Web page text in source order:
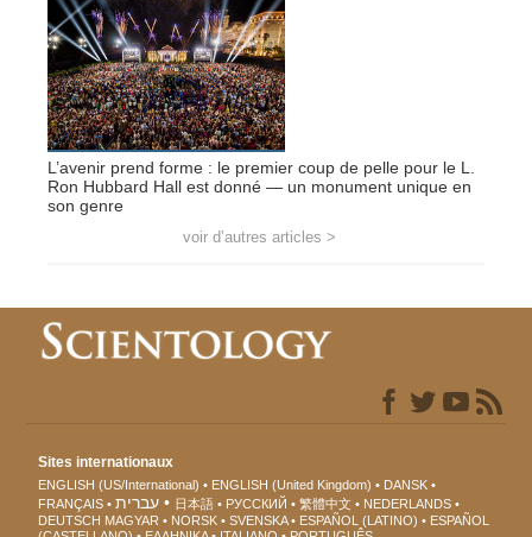
L’avenir prend forme : le premier coup de pelle pour le L.
Ron Hubbard Hall est donné — un monument unique en
son genre
voir d’autres articles >
Sites internationaux
ENGLISH (US/International) ENGLISH (United Kingdom)
DANSK
FRANÇAIS
עברית 日本語 РУССКИЙ 繁體中文
NEDERLANDS
DEUTSCH MAGYAR NORSK SVENSKA ESPAÑOL (LATINO)
ESPAÑOL